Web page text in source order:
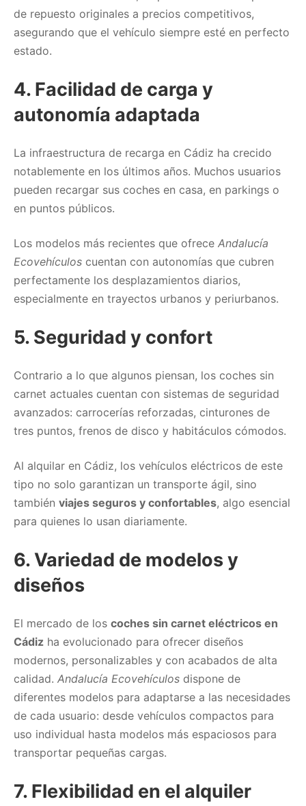
de repuesto originales a precios competitivos,
asegurando que el vehículo siempre esté en perfecto
estado.
4. Facilidad de carga y
autonomía adaptada
La infraestructura de recarga en Cádiz ha crecido
notablemente en los últimos años. Muchos usuarios
pueden recargar sus coches en casa, en parkings o
en puntos públicos.
Los modelos más recientes que ofrece Andalucía
Ecovehículos cuentan con autonomías que cubren
perfectamente los desplazamientos diarios,
especialmente en trayectos urbanos y periurbanos.
5. Seguridad y confort
Contrario a lo que algunos piensan, los coches sin
carnet actuales cuentan con sistemas de seguridad
avanzados: carrocerías reforzadas, cinturones de
tres puntos, frenos de disco y habitáculos cómodos.
Al alquilar en Cádiz, los vehículos eléctricos de este
tipo no solo garantizan un transporte ágil, sino
también viajes seguros y confortables, algo esencial
para quienes lo usan diariamente.
6.Variedad de modelos y
diseños
El mercado de los coches sin carnet eléctricos en
Cádiz ha evolucionado para ofrecer diseños
modernos, personalizables y con acabados de alta
calidad. Andalucía Ecovehículos dispone de
diferentes modelos para adaptarse a las necesidades
de cada usuario: desde vehículos compactos para
uso individual hasta modelos más espaciosos para
transportar pequeñas cargas.
7. Flexibilidad en el alquiler